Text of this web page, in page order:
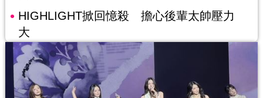
HIGHLIGHT掀回憶殺 擔心後輩太帥壓力
大